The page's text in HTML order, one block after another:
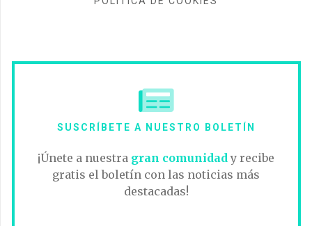
SUSCRÍBETE A NUESTRO BOLETÍN
¡Únete a nuestra gran comunidad y recibe
gratis el boletín con las noticias más
destacadas!